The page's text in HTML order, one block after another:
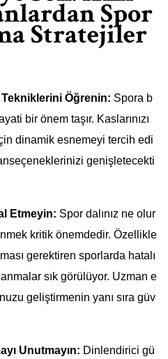
Spor
Stratejiler
Tekniklerini Öğrenin: Spora b
bir önem taşır. Kaslarınızı
dinamik esnemeyi tercih edi
genişletecekti
Etmeyin: Spor dalınız ne olur
kritik önemdedir. Özellikle
gerektiren sporlarda hatalı
sık görülüyor. Uzman e
geliştirmenin yanı sıra güv
Unutmayın: Dinlendirici gü